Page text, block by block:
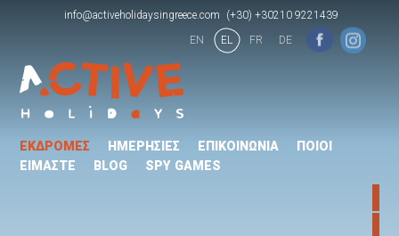
info@activeholidaysingreece.com
(+30) +30210 9221439
EN
EL FR DE
ΕΚΔΡΟΜΕΣ ΗΜΕΡΗΣΙΕΣ ΕΠΙΚΟΙΝΩΝΙΑ
ΠΟΙΟΙ
ΕΙΜΑΣΤΕ
BLOG SPY GAMES